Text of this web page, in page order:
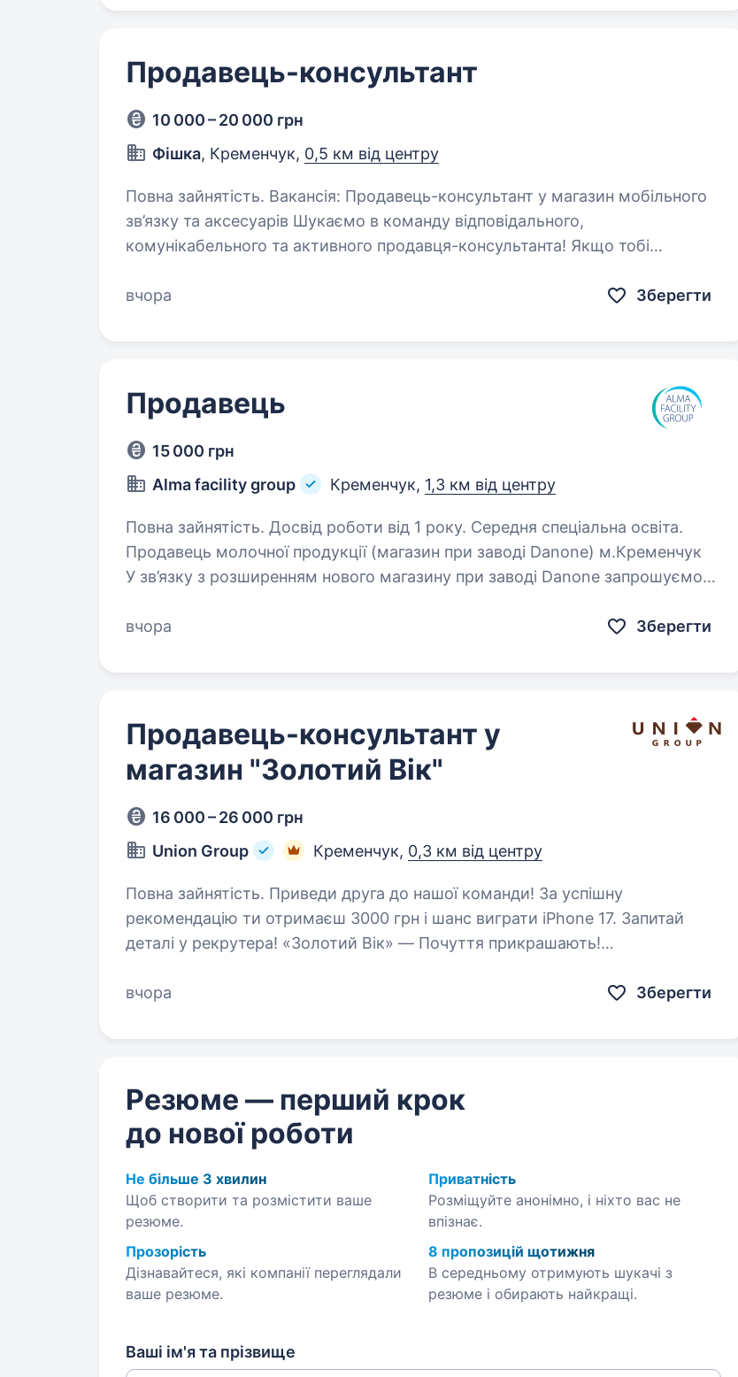
Продавець-консультант
10 000 – 20 000 грн
Фішка, Кременчук, 0,5 км від центру
Повна зайнятість. Вакансія: Продавець-консультант у магазин мобільного
зв’язку та аксесуарів Шукаємо в команду відповідального,
комунікабельного та активного продавця-консультанта! Якщо тобі
вчора
Зберегти
Продавець
15 000 грн
Alma facility group
Кременчук, 1,3 км від центру
Повна зайнятість. Досвід роботи від 1 року. Середня спеціальна освіта.
Продавець молочної продукції (магазин при заводі Danone) м.Кременчук
У зв’язку з розширенням нового магазину при заводі Danone запрошуємо
вчора
Зберегти
Продавець-консультант у
магазин "Золотий Вік"
16 000 – 26 000 грн
Union Group
Кременчук, 0,3 км від центру
Повна зайнятість. Приведи друга до нашої команди! За успішну
рекомендацію ти отримаєш 3000 грн і шанс виграти iPhone 17. Запитай
деталі у рекрутера! «Золотий Вік» — Почуття прикрашають!
вчора
Зберегти
Резюме — перший крок
до нової роботи
Не більше 3 хвилин
Щоб створити та розмістити ваше
резюме.
Приватність
Розміщуйте анонімно, і ніхто вас не
впізнає.
Прозорість
Дізнавайтеся, які компанії переглядали
ваше резюме.
8 пропозицій щотижня
В середньому отримують шукачі з
резюме і обирають найкращі.
Ваші ім'я та прізвище